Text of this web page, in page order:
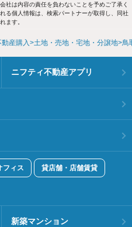
社は内容の責任を負わないことを予めご了承く
る個人情報は、検索パートナーが取得し、同社
ます。
動産購入 土地・売地・宅地・分譲地 鳥
ニフティ不動産アプリ
フィス 貸店舗・店舗賃貸
新築マンション